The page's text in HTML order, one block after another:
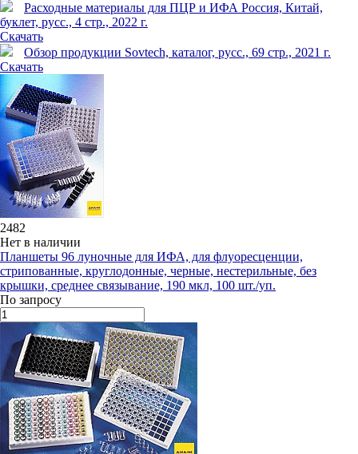
Расходные материалы для ПЦР и ИФА Россия, Китай,
буклет, русс., 4 стр., 2022 г.
Скачать
Обзор продукции Sovtech, каталог, русc., 69 стр., 2021 г.
Скачать
2482
Нет в наличии
Планшеты 96 луночные для ИФА, для флуоресценции,
стрипованные, круглодонные, черные, нестерильные, без
крышки, среднее связывание, 190 мкл, 100 шт./уп.
По запросу